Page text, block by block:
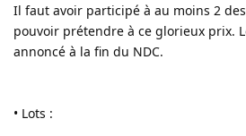
Il faut avoir participé à au moins 2
pouvoir prétendre à ce glorieux prix.
annoncé à la fin du NDC.
• Lots :